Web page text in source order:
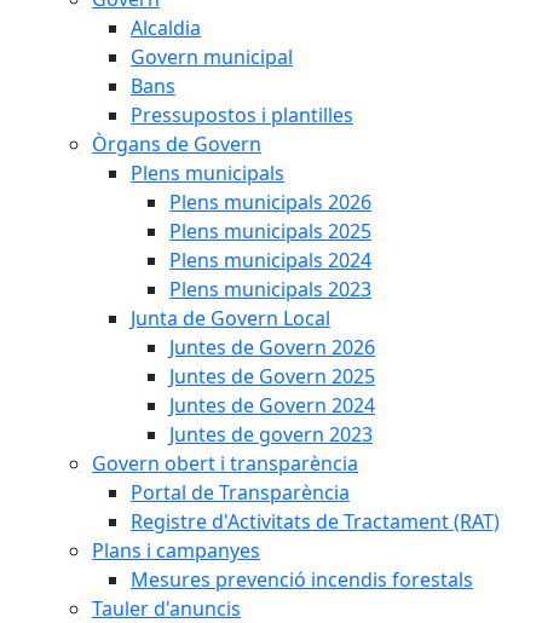
Alcaldia
Govern municipal
Bans
Pressupostos i plantilles
Òrgans de Govern
Plens municipals
Plens municipals 2026
Plens municipals 2025
Plens municipals 2024
Plens municipals 2023
Junta de Govern Local
Juntes de Govern 2026
Juntes de Govern 2025
Juntes de Govern 2024
Juntes de govern 2023
Govern obert i transparència
Portal de Transparència
Registre d'Activitats de Tractament (RAT)
Plans i campanyes
Mesures prevenció incendis forestals
Tauler d'anuncis